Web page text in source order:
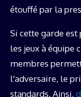
étouffé par la
Si cette garde
les jeux à équipe
membres
l'adversaire, le
standards. Ainsi,